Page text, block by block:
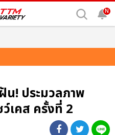
N
น! ประมวลภาพ
เคส ครั้งที่ 2